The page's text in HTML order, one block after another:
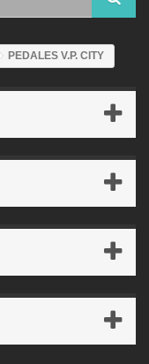
PEDALES V.P. CITY